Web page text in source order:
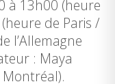
à 13h00 (heure
de Paris /
l’Allemagne
: Maya
Montréal).